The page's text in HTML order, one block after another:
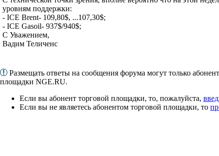
уровням поддержки:
- ICE Brent- 109,80$, ...107,30$;
- ICE Gasoil- 937$/940$;
С Уважением,
Вадим Теличенс
Размещать ответы на сообщения форума могут только
площадки NGE.RU.
Если вы абонент торговой площадки, то, пожалуйста,
Если вы не являетесь абонентом торговой площадки, то